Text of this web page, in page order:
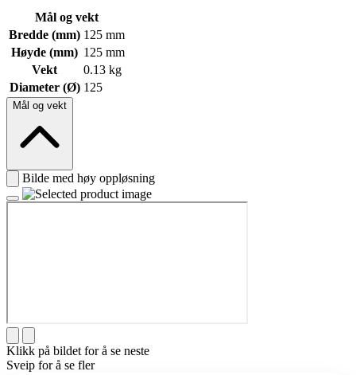
Mål og vekt
Bredde (mm) 125 mm
Høyde (mm) 125 mm
Vekt
0.13 kg
Diameter (Ø) 125
Mål og vekt
Bilde med høy oppløsning
Klikk på bildet for å se neste
Sveip for å se fler